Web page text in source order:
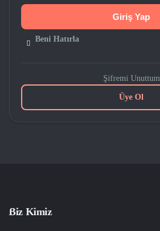
Beni Hatırla
Şifremi Unuttum
Üye Ol
Biz Kimiz